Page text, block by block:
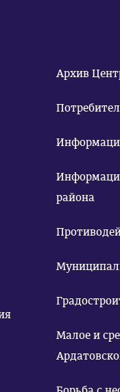
Архив
района
Малое и